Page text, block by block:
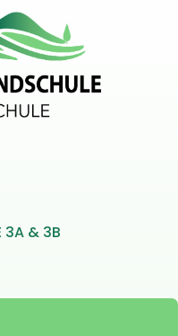
3A & 3B